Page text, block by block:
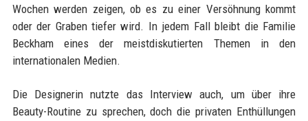
Wochen werden zeigen, ob es zu einer Versöhnung kommt
oder der Graben tiefer wird. In jedem Fall bleibt die Familie
Beckham eines der meistdiskutierten Themen in den
internationalen Medien.
Die Designerin nutzte das Interview auch, um über ihre
Beauty-Routine zu sprechen, doch die privaten Enthüllungen